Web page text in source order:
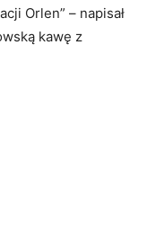
Orlen” – napisał
kawę z